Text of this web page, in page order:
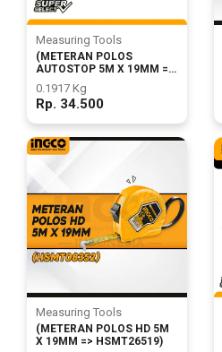
Measuring Tools
(METERAN POLOS
AUTOSTOP 5M X 19MM =>
HSMT39519)
0.1917 Kg
Rp. 34.500
Measuring Tools
(METERAN POLOS HD 5M
X 19MM => HSMT26519)